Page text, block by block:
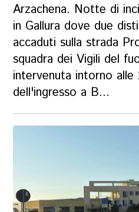
Arzachena. Notte di
in Gallura dove due
accaduti sulla strada
squadra dei Vigili del
intervenuta intorno alle
dell'ingresso a B...